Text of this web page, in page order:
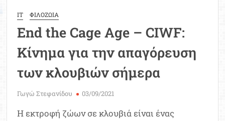
IT ΦΙΛΟΖΩΙΑ
End the Cage Age – CIWF:
Κίνημα για την απαγόρευση
των κλουβιών σήμερα
Γωγώ Στεφανίδου 03/09/2021
Η εκτροφή ζώων σε κλουβιά είναι ένας